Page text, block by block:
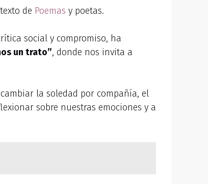
de Poemas y poetas.
social y compromiso, ha
un trato”, donde nos invita a
la soledad por compañía, el
sobre nuestras emociones y a